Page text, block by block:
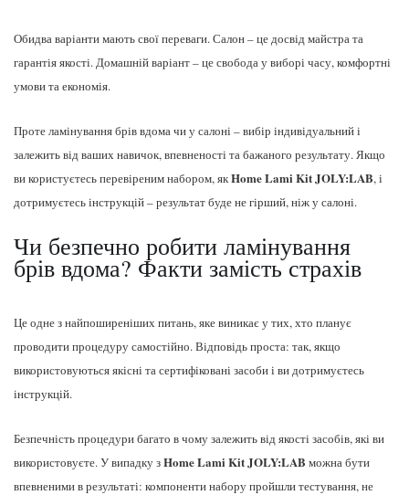
Обидва варіанти мають свої переваги. Салон – це досвід майстра та
гарантія якості. Домашній варіант – це свобода у виборі часу, комфортні
умови та економія.
Проте ламінування брів вдома чи у салоні – вибір індивідуальний і
залежить від ваших навичок, впевненості та бажаного результату. Якщо
ви користуєтесь перевіреним набором, якHome Lami Kit JOLY:LAB, і
дотримуєтесь інструкцій – результат буде не гірший, ніж у салоні.
Чи безпечно робити ламінування
брів вдома? Факти замість страхів
Це одне з найпоширеніших питань, яке виникає у тих, хто планує
проводити процедуру самостійно. Відповідь проста: так, якщо
використовуються якісні та сертифіковані засоби і ви дотримуєтесь
інструкцій.
Безпечність процедури багато в чому залежить від якості засобів, які ви
використовуєте. У випадку зHome Lami Kit JOLY:LAB можна бути
впевненими в результаті: компоненти набору пройшли тестування, не